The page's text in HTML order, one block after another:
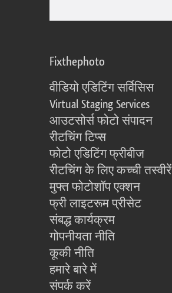
Fixthephoto
वीडियो एडिटिंग सर्विसिस
Virtual Staging Services
आउटसोर्स फोटो संपादन
रीटचिंग टिप्स
फोटो एडिटिंग फ्रीबीज
रीटचिंग के लिए कच्ची तस्वीरें
मुफ्त फोटोशॉप एक्शन
फ्री लाइटरूम प्रीसेट
संबद्ध कार्यक्रम
गोपनीयता नीति
कूकी नीति
हमारे बारे में
संपर्क करें